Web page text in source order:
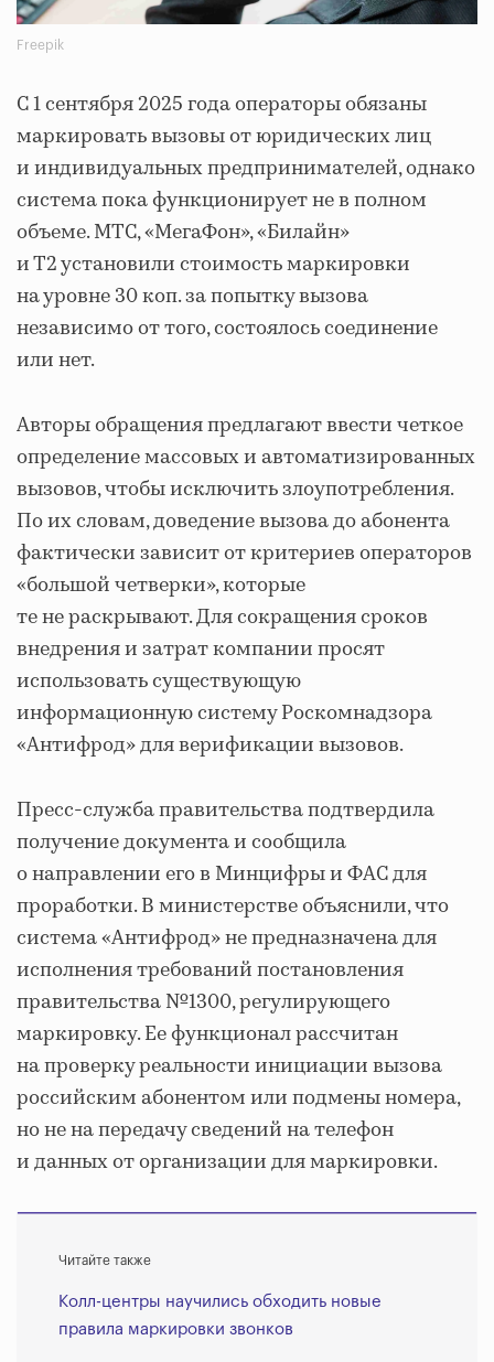
Freepik
С 1 сентября 2025 года операторы обязаны
маркировать вызовы от юридических лиц
и индивидуальных предпринимателей, однако
система пока функционирует не в полном
объеме. МТС, «МегаФон», «Билайн»
и Т2 установили стоимость маркировки
на уровне 30 коп. за попытку вызова
независимо от того, состоялось соединение
или нет.
Авторы обращения предлагают ввести четкое
определение массовых и автоматизированных
вызовов, чтобы исключить злоупотребления.
По их словам, доведение вызова до абонента
фактически зависит от критериев операторов
«большой четверки», которые
те не раскрывают. Для сокращения сроков
внедрения и затрат компании просят
использовать существующую
информационную систему Роскомнадзора
«Антифрод» для верификации вызовов.
Пресс-служба правительства подтвердила
получение документа и сообщила
о направлении его в Минцифры и ФАС для
проработки. В министерстве объяснили, что
система «Антифрод» не предназначена для
исполнения требований постановления
правительства №1300, регулирующего
маркировку. Ее функционал рассчитан
на проверку реальности инициации вызова
российским абонентом или подмены номера,
но не на передачу сведений на телефон
и данных от организации для маркировки.
Читайте также
Колл-центры научились обходить новые
правила маркировки звонков